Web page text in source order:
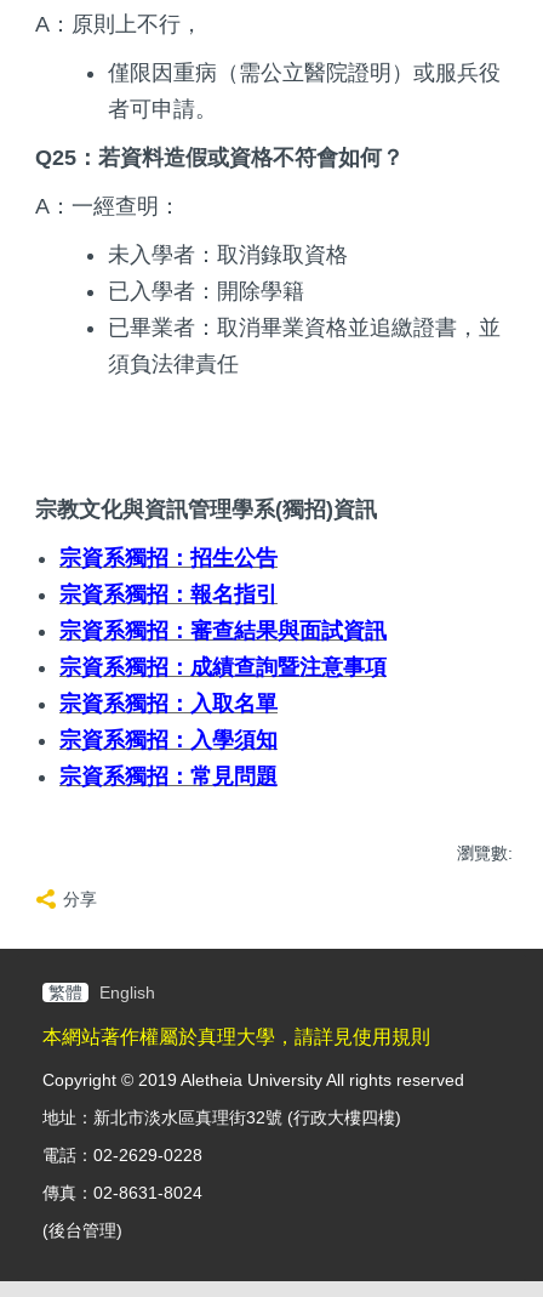
A：原則上不行，
僅限因重病（需公立醫院證明）或服兵役
者可申請。
Q25：若資料造假或資格不符會如何？
A：一經查明：
未入學者：取消錄取資格
已入學者：開除學籍
已畢業者：取消畢業資格並追繳證書，並
須負法律責任
宗教文化與資訊管理學系(獨招)資訊
宗資系獨招：招生公告
宗資系獨招：報名指引
宗資系獨招：審查結果與面試資訊
宗資系獨招：成績查詢暨注意事項
宗資系獨招：入取名單
宗資系獨招：入學須知
宗資系獨招：常見問題
瀏覽數:
分享
繁體 English
本網站著作權屬於真理大學，請詳見使用規則
Copyright © 2019 Aletheia University All rights reserved
地址：新北市淡水區真理街32號 (行政大樓四樓)
電話：02-2629-0228
傳真：02-8631-8024
(後台管理)